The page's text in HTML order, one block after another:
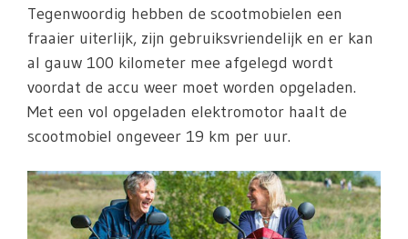
Tegenwoordig hebben de scootmobielen een
fraaier uiterlijk, zijn gebruiksvriendelijk en er kan
al gauw 100 kilometer mee afgelegd wordt
voordat de accu weer moet worden opgeladen.
Met een vol opgeladen elektromotor haalt de
scootmobiel ongeveer 19 km per uur.